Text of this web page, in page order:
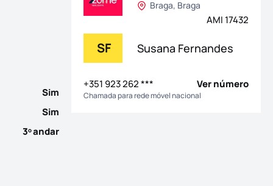
Sim
Sim
3oandar
Braga, Braga
AMI 17432
SF Susana Fernandes
+351 923 262 *** Ver número
Chamada para rede móvel nacional